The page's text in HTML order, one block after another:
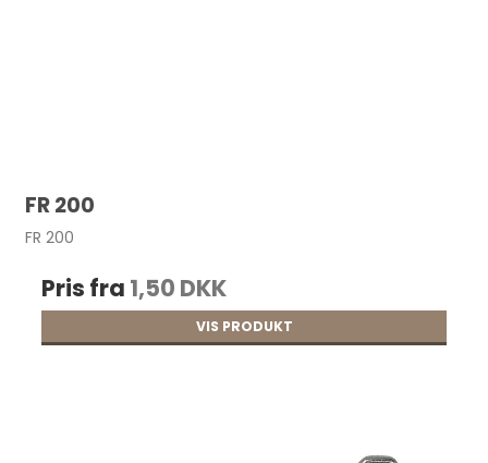
FR 200
FR 200
Pris fra 1,50 DKK
VIS PRODUKT